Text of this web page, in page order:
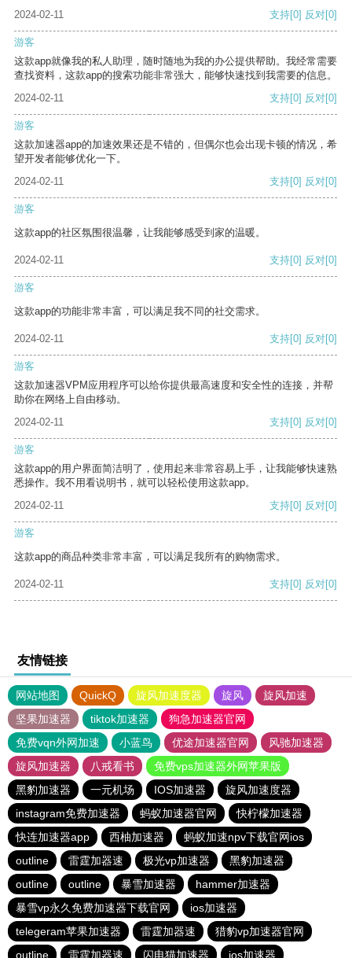
2024-02-11 支持[0] 反对[0]
游客
这款app就像我的私人助理，随时随地为我的办公提供帮助。我经常需要
查找资料，这款app的搜索功能非常强大，能够快速找到我需要的信息。
2024-02-11
支持[0] 反对[0]
游客
这款加速器app的加速效果还是不错的，但偶尔也会出现卡顿的情况，希
望开发者能够优化一下。
2024-02-11
支持[0] 反对[0]
游客
这款app的社区氛围很温馨，让我能够感受到家的温暖。
2024-02-11 支持[0] 反对[0]
游客
这款app的功能非常丰富，可以满足我不同的社交需求。
2024-02-11 支持[0] 反对[0]
游客
这款加速器VPM应用程序可以给你提供最高速度和安全性的连接，并帮
助你在网络上自由移动。
2024-02-11
支持[0] 反对[0]
游客
这款app的用户界面简洁明了，使用起来非常容易上手，让我能够快速熟
悉操作。我不用看说明书，就可以轻松使用这款app。
2024-02-11
支持[0] 反对[0]
游客
这款app的商品种类非常丰富，可以满足我所有的购物需求。
2024-02-11 支持[0] 反对[0]
友情链接
网站地图 QuickQ 旋风加速度器 旋风
旋风加速
坚果加速器
tiktok加速器
狗急加速器官网
免费vqn外网加速
小蓝鸟 优途加速器官网
风驰加速器
旋风加速器
八戒看书
免费vps加速器外网苹果版
黑豹加速器
一元机场 IOS加速器
旋风加速度器
instagram免费加速器
蚂蚁加速器官网
快柠檬加速器
快连加速器app
西柚加速器
蚂蚁加速npv下载官网ios
outline
雷霆加器速 极光vp加速器
黑豹加速器
outline
outline 暴雪加速器
hammer加速器
暴雪vp永久免费加速器下载官网
ios加速器
telegeram苹果加速器
雷霆加器速
猎豹vp加速器官网
outline
雷霆加器速 闪电猫加速器 ios加速器